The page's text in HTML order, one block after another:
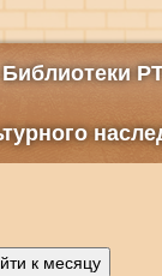
Библиотеки
к месяцу